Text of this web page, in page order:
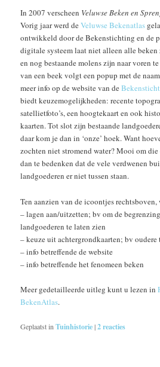
In 2007 verscheen Veluwse Beken en
Vorig jaar werd deVeluwse Bekenatlas
ontwikkeld door de Bekenstichting en de
digitale systeem laat niet alleen alle beken
en nog bestaande molens zijn naar voren
van een beek volgt een popup met de
meer info op de website van de
biedt keuzemogelijkheden: recente
satellietfoto’s, een hoogtekaart en ook
kaarten. Tot slot zijn bestaande
daar kom je dan in ‘onze’ hoek. Want
zochten niet stromend water? Mooi om
dan te bedenken dat de vele verdwenen
landgoederen er niet tussen staan.
Ten aanzien van de icoontjes
– lagen aan/uitzetten; bv om de
landgoederen te laten zien
– keuze uit achtergrondkaarten; bv oudere
– info betreffende de website
– info betreffende het fenomeen beken
Meer gedetailleerde uitleg kunt u lezen in
BekenAtlas.
Geplaatst in Tuinhistorie|2reacties